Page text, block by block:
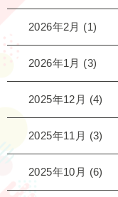
2026年2月 (1)
2026年1月 (3)
2025年12月 (4)
2025年11月 (3)
2025年10月 (6)